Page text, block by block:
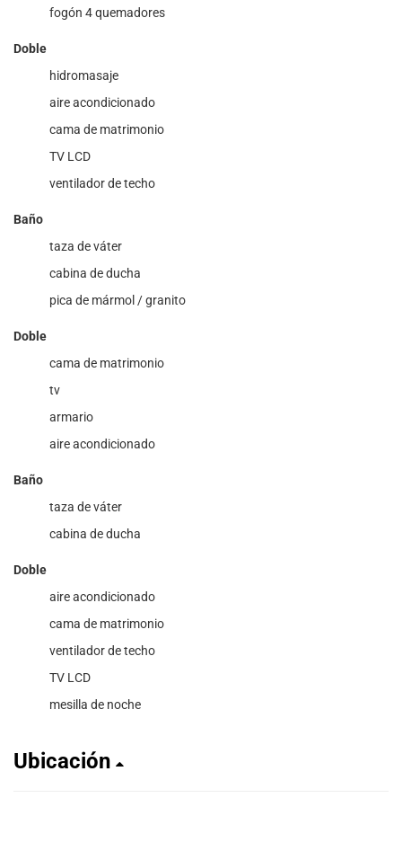
fogón 4 quemadores
Doble
hidromasaje
aire acondicionado
cama de matrimonio
TV LCD
ventilador de techo
Baño
taza de váter
cabina de ducha
pica de mármol / granito
Doble
cama de matrimonio
tv
armario
aire acondicionado
Baño
taza de váter
cabina de ducha
Doble
aire acondicionado
cama de matrimonio
ventilador de techo
TV LCD
mesilla de noche
Ubicación